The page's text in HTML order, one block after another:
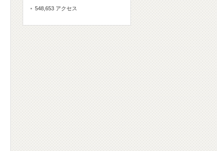
548,653 アクセス